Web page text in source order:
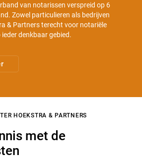
van notarissen verspreid op 6
Zowel particulieren als bedrijven
& Partners terecht voor notariële
denkbaar gebied.
HOEKSTRA & PARTNERS
met de